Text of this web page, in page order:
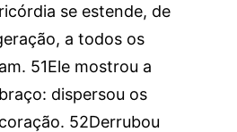
se estende, de
a todos os
51Ele mostrou a
dispersou os
52Derrubou